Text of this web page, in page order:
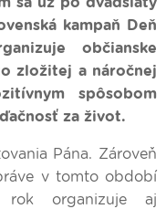
kampaň Deň
občianske
zložitej a náročnej
spôsobom
za život.
Pána. Zároveň
v tomto období
organizuje aj